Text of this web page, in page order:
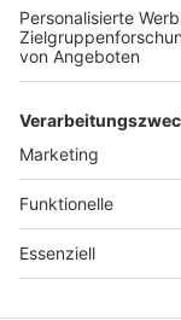
SERVICE
SHOP SERVICE